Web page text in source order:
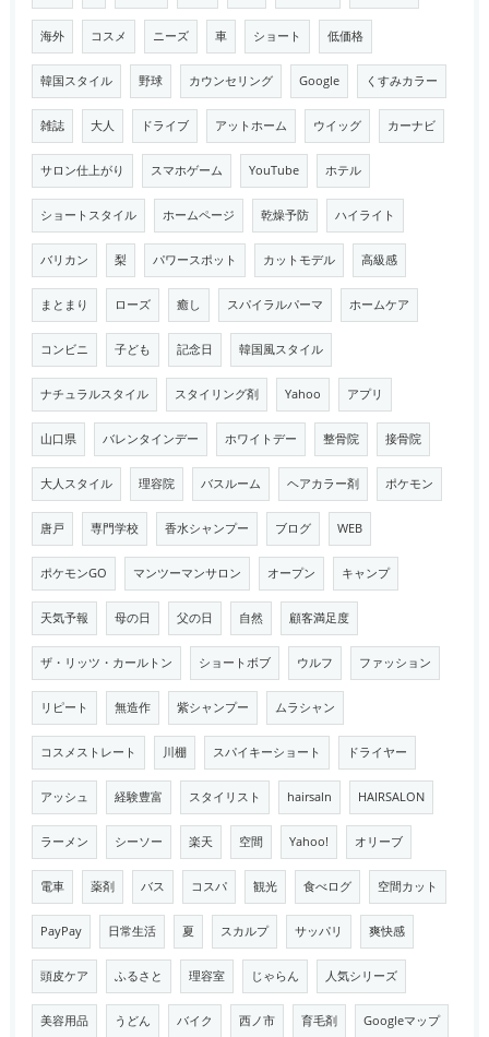
海外 コスメ ニーズ 車 ショート 低価格
韓国スタイル 野球 カウンセリング Google くすみカラー
雑誌 大人 ドライブ アットホーム ウイッグ カーナビ
サロン仕上がり スマホゲーム YouTube ホテル
ショートスタイル ホームページ 乾燥予防 ハイライト
バリカン 梨 パワースポット カットモデル 高級感
まとまり ローズ 癒し スパイラルパーマ ホームケア
コンビニ 子ども 記念日 韓国風スタイル
ナチュラルスタイル スタイリング剤 Yahoo アプリ
山口県 バレンタインデー ホワイトデー 整骨院 接骨院
大人スタイル 理容院 バスルーム ヘアカラー剤 ポケモン
唐戸 専門学校 香水シャンプー ブログ WEB
ポケモンGO マンツーマンサロン オープン キャンプ
天気予報 母の日 父の日 自然 顧客満足度
ザ・リッツ・カールトン ショートボブ ウルフ ファッション
リピート 無造作 紫シャンプー ムラシャン
コスメストレート 川棚 スパイキーショート ドライヤー
アッシュ 経験豊富 スタイリスト hairsaln HAIRSALON
ラーメン シーソー 楽天 空間 Yahoo! オリーブ
電車 薬剤 バス コスパ 観光 食べログ 空間カット
PayPay 日常生活 夏 スカルプ サッパリ 爽快感
頭皮ケア ふるさと 理容室 じゃらん 人気シリーズ
美容用品 うどん バイク 西ノ市 育毛剤 Googleマップ